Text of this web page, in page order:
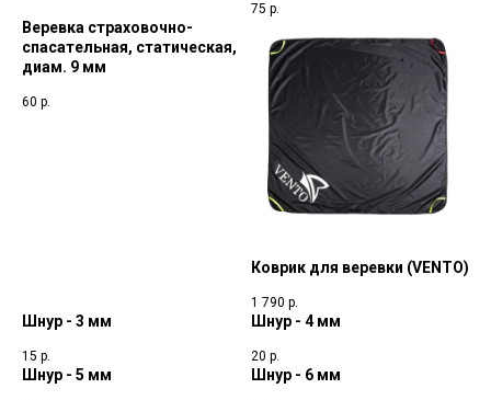
75 р.
Веревка страховочно-
спасательная, статическая,
диам. 9 мм
60 р.
Коврик для веревки (VENTO)
1 790 р.
Шнур - 3 мм
15 р.
Шнур - 4 мм
20 р.
Шнур - 5 мм Шнур - 6 мм